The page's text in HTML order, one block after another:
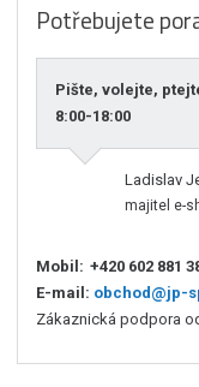
Potřebujete
Pište, volejte,
8:00-18:00
Ladislav
majitel e-
Mobil: +420 602 881
E-mail: obchod@jp-
Zákaznická podpora